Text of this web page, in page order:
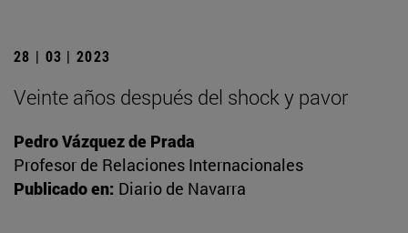
28 | 03 | 2023
Veinte años después del shock y pavor
Pedro Vázquez de Prada
Profesor de Relaciones Internacionales
Publicado en: Diario de Navarra